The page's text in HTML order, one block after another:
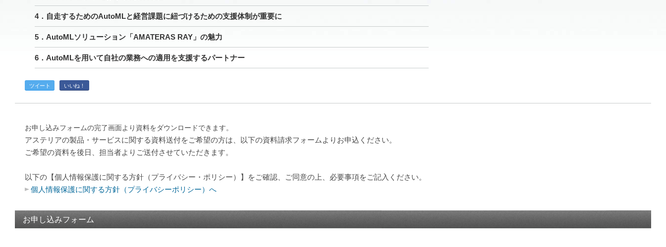
4．自走するためのAutoMLと経営課題に紐づけるための支援体制が重要に
5．AutoMLソリューション「AMATERAS RAY」の魅力
6．AutoMLを用いて自社の業務への適用を支援するパートナー
ツイート いいね！
お申し込みフォームの完了画面より資料をダウンロードできます。
アステリアの製品・サービスに関する資料送付をご希望の方は、以下の資料請求フォームよりお申込ください。
ご希望の資料を後日、担当者よりご送付させていただきます。
以下の【個人情報保護に関する方針（プライバシー・ポリシー）】をご確認、ご同意の上、必要事項をご記入ください。
個人情報保護に関する方針（プライバシーポリシー）へ
お申し込みフォーム